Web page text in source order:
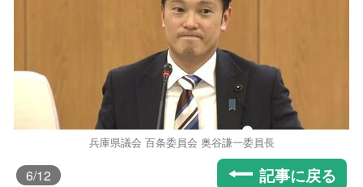
兵庫県議会 百条委員会 奥谷謙一委員長
6/12 記事に戻る